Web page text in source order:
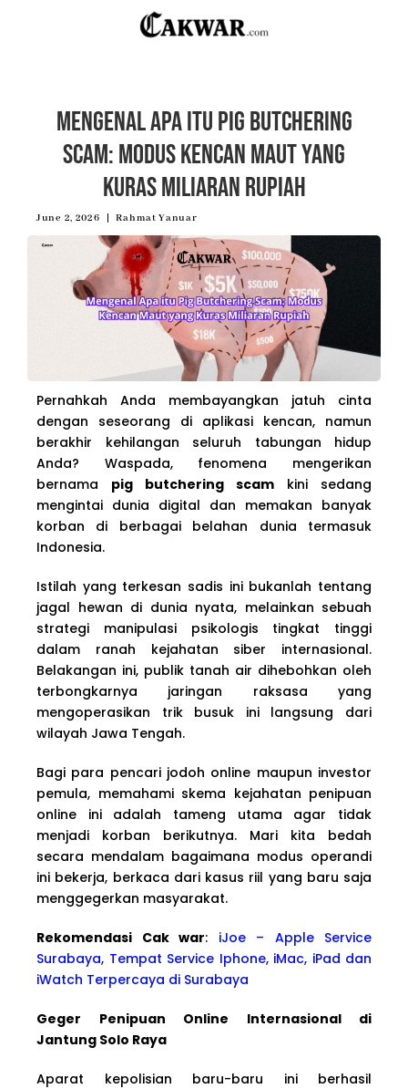
Mengenal Apa itu Pig Butchering
Scam: Modus Kencan Maut yang
Kuras Miliaran Rupiah
June 2, 2026 Rahmat Yanuar
Pernahkah Anda membayangkan jatuh cinta
dengan seseorang di aplikasi kencan, namun
berakhir kehilangan seluruh tabungan hidup
Anda? Waspada, fenomena mengerikan
bernama pig butchering scam kini sedang
mengintai dunia digital dan memakan banyak
korban di berbagai belahan dunia termasuk
Indonesia.
Istilah yang terkesan sadis ini bukanlah tentang
jagal hewan di dunia nyata, melainkan sebuah
strategi manipulasi psikologis tingkat tinggi
dalam ranah kejahatan siber internasional.
Belakangan ini, publik tanah air dihebohkan oleh
terbongkarnya jaringan raksasa yang
mengoperasikan trik busuk ini langsung dari
wilayah Jawa Tengah.
Bagi para pencari jodoh online maupun investor
pemula, memahami skema kejahatan penipuan
online ini adalah tameng utama agar tidak
menjadi korban berikutnya. Mari kita bedah
secara mendalam bagaimana modus operandi
ini bekerja, berkaca dari kasus riil yang baru saja
menggegerkan masyarakat.
Rekomendasi Cak war: iJoe – Apple Service
Surabaya, Tempat Service Iphone, iMac, iPad dan
iWatch Terpercaya di Surabaya
Geger Penipuan Online Internasional di
Jantung Solo Raya
Aparat kepolisian baru-baru ini berhasil